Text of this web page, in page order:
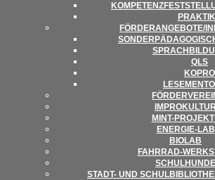
FÖRDERANGEBOTE/​​
QLS
KOPRO
IMPRO­KUL­TUR
MINT-
ENER­­GIE-LAB
BIO­LAB
FAHR­RAD-
SCHUL­HUNDE
STADT- UND